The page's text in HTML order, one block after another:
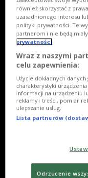
również skorzystać z
uzasadnionego interesu
polityki prywatności. Te
partnerom i nie będą
prywatności
Wraz z naszymi
celu zapewnienia:
Użycie dokładnych
charakterystyki
informacji na urządzeniu
reklamy i treści, pomiar
ulepszanie usług.
Lista partnerów
Odrzucenie